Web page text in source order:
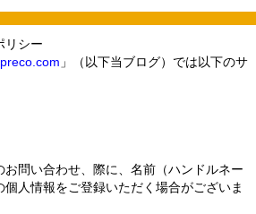
リシー
」（以下当ブログ）では以下のサ
問い合わせ、際に、名前（ハンドルネー
人情報をご登録いただく場合がございま